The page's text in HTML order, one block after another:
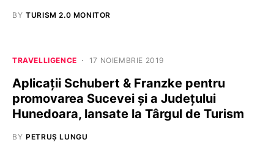
BY TURISM 2.0 MONITOR
TRAVELLIGENCE 17 NOIEMBRIE 2019
Aplicații Schubert & Franzke pentru
promovarea Sucevei și a Județului
Hunedoara, lansate la Târgul de Turism
BY PETRUȘ LUNGU